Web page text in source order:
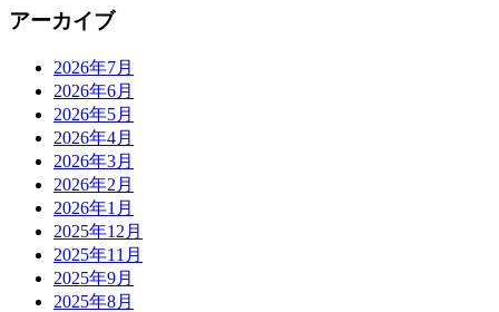
アーカイブ
2026年7月
2026年6月
2026年5月
2026年4月
2026年3月
2026年2月
2026年1月
2025年12月
2025年11月
2025年9月
2025年8月